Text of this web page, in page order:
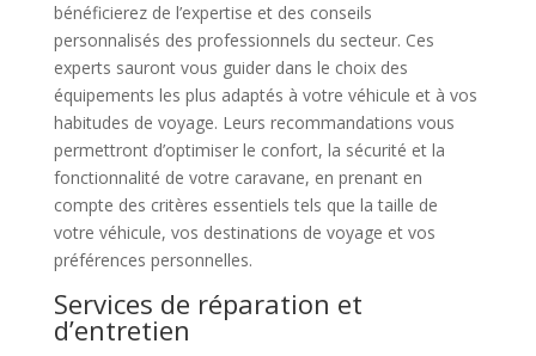
bénéficierez de l’expertise et des conseils
personnalisés des professionnels du secteur. Ces
experts sauront vous guider dans le choix des
équipements les plus adaptés à votre véhicule et à vos
habitudes de voyage. Leurs recommandations vous
permettront d’optimiser le confort, la sécurité et la
fonctionnalité de votre caravane, en prenant en
compte des critères essentiels tels que la taille de
votre véhicule, vos destinations de voyage et vos
préférences personnelles.
Services de réparation et
d’entretien